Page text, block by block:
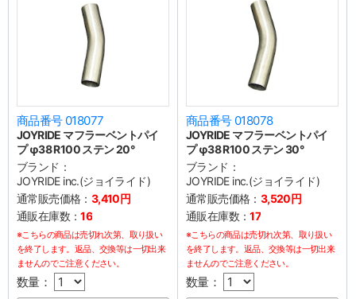
商品番号 018077
JOYRIDE マフラーベントパイ
プ φ38 R100 ステン 20°
ブランド：
JOYRIDE inc.(ジョイライド)
通常販売価格： 3,410円
通販在庫数：16
※こちらの商品は売切れ次第、取り扱い
を終了します。返品、交換等は一切出来
ませんのでご注意ください。
数量：
商品番号 018078
JOYRIDE マフラーベントパイ
プ φ38 R100 ステン 30°
ブランド：
JOYRIDE inc.(ジョイライド)
通常販売価格： 3,520円
通販在庫数：17
※こちらの商品は売切れ次第、取り扱い
を終了します。返品、交換等は一切出来
ませんのでご注意ください。
数量：